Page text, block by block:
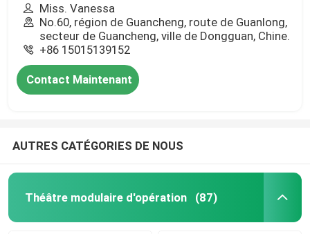
Miss. Vanessa
No.60, région de Guancheng, route de Guanlong,
secteur de Guancheng, ville de Dongguan, Chine.
+86 15015139152
Contact Maintenant
AUTRES CATÉGORIES DE NOUS
Théâtre modulaire d'opération (87)